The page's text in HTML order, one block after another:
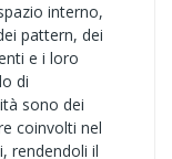
interno,
pattern, dei
e i loro
di
sono dei
coinvolti nel
rendendoli il